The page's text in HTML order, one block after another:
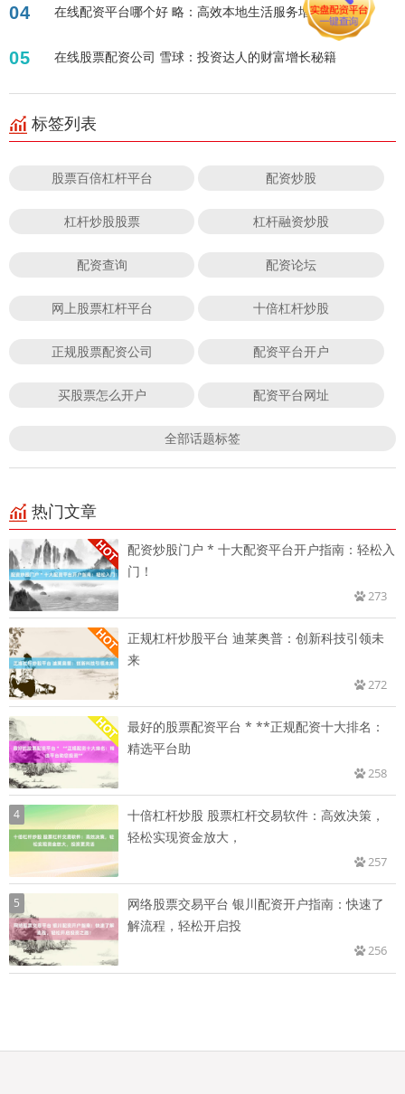
04 在线配资平台哪个好 略：高效本地生活服务增长秘籍
05 在线股票配资公司 雪球：投资达人的财富增长秘籍
标签列表
股票百倍杠杆平台 配资炒股
杠杆炒股股票 杠杆融资炒股
配资查询 配资论坛
网上股票杠杆平台 十倍杠杆炒股
正规股票配资公司 配资平台开户
买股票怎么开户 配资平台网址
全部话题标签
热门文章
配资炒股门户 * 十大配资平台开户指南：轻松入
门！
273
正规杠杆炒股平台 迪莱奥普：创新科技引领未
来
272
最好的股票配资平台 * **正规配资十大排名：
精选平台助
258
4
十倍杠杆炒股 股票杠杆交易软件：高效决策，
轻松实现资金放大，
257
5
网络股票交易平台 银川配资开户指南：快速了
解流程，轻松开启投
256